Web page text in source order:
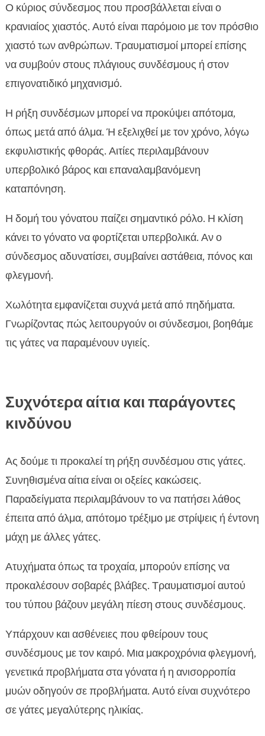
Ο κύριος σύνδεσμος που προσβάλλεται είναι ο
κρανιαίος χιαστός. Αυτό είναι παρόμοιο με τον πρόσθιο
χιαστό των ανθρώπων. Τραυματισμοί μπορεί επίσης
να συμβούν στους πλάγιους συνδέσμους ή στον
επιγονατιδικό μηχανισμό.
Η ρήξη συνδέσμων μπορεί να προκύψει απότομα,
όπως μετά από άλμα. Ή εξελιχθεί με τον χρόνο, λόγω
εκφυλιστικής φθοράς. Αιτίες περιλαμβάνουν
υπερβολικό βάρος και επαναλαμβανόμενη
καταπόνηση.
Η δομή του γόνατου παίζει σημαντικό ρόλο. Η κλίση
κάνει το γόνατο να φορτίζεται υπερβολικά. Αν ο
σύνδεσμος αδυνατίσει, συμβαίνει αστάθεια, πόνος και
φλεγμονή.
Χωλότητα εμφανίζεται συχνά μετά από πηδήματα.
Γνωρίζοντας πώς λειτουργούν οι σύνδεσμοι, βοηθάμε
τις γάτες να παραμένουν υγιείς.
Συχνότερα αίτια και παράγοντες
κινδύνου
Ας δούμε τι προκαλεί τη ρήξη συνδέσμου στις γάτες.
Συνηθισμένα αίτια είναι οι οξείες κακώσεις.
Παραδείγματα περιλαμβάνουν το να πατήσει λάθος
έπειτα από άλμα, απότομο τρέξιμο με στρίψεις ή έντονη
μάχη με άλλες γάτες.
Ατυχήματα όπως τα τροχαία, μπορούν επίσης να
προκαλέσουν σοβαρές βλάβες. Τραυματισμοί αυτού
του τύπου βάζουν μεγάλη πίεση στους συνδέσμους.
Υπάρχουν και ασθένειες που φθείρουν τους
συνδέσμους με τον καιρό. Μια μακροχρόνια φλεγμονή,
γενετικά προβλήματα στα γόνατα ή η ανισορροπία
μυών οδηγούν σε προβλήματα. Αυτό είναι συχνότερο
σε γάτες μεγαλύτερης ηλικίας.